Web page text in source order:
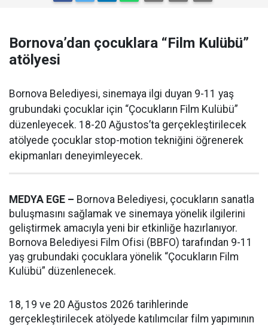
Bornova’dan çocuklara “Film Kulübü”
atölyesi
Bornova Belediyesi, sinemaya ilgi duyan 9-11 yaş
grubundaki çocuklar için “Çocukların Film Kulübü”
düzenleyecek. 18-20 Ağustos’ta gerçekleştirilecek
atölyede çocuklar stop-motion tekniğini öğrenerek
ekipmanları deneyimleyecek.
MEDYA EGE – Bornova Belediyesi, çocukların sanatla
buluşmasını sağlamak ve sinemaya yönelik ilgilerini
geliştirmek amacıyla yeni bir etkinliğe hazırlanıyor.
Bornova Belediyesi Film Ofisi (BBFO) tarafından 9-11
yaş grubundaki çocuklara yönelik “Çocukların Film
Kulübü” düzenlenecek.
18, 19 ve 20 Ağustos 2026 tarihlerinde
gerçekleştirilecek atölyede katılımcılar film yapımının